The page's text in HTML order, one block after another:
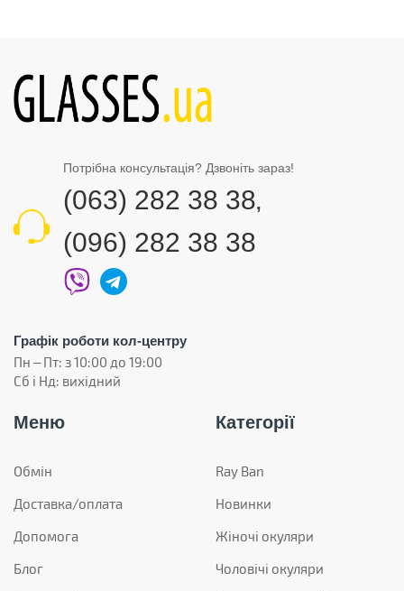
Потрібна консультація? Дзвоніть зараз!
(063) 282 38 38,
(096) 282 38 38
Графік роботи кол-центру
Пн – Пт: з 10:00 до 19:00
Сб і Нд: вихідний
Меню
Обмін
Доставка/оплата
Допомога
Блог
Категорії
Ray Ban
Новинки
Жіночі окуляри
Чоловічі окуляри